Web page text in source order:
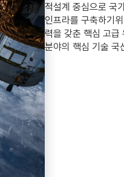
적설계 중심으로 국
인프라를 구축하기
력을 갖춘 핵심 고급
분야의 핵심 기술 국